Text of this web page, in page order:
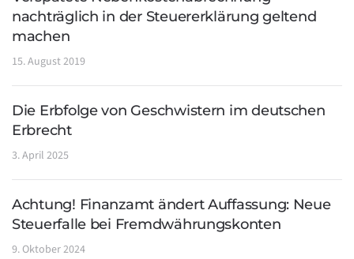
nachträglich in der Steuererklärung geltend
machen
15. August 2019
Die Erbfolge von Geschwistern im deutschen
Erbrecht
3. April 2025
Achtung! Finanzamt ändert Auffassung: Neue
Steuerfalle bei Fremdwährungskonten
9. Oktober 2024